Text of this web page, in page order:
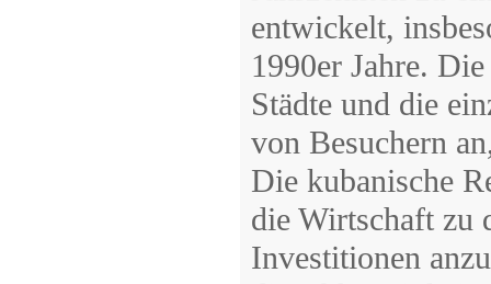
entwickelt,
1990er Jahre.
Städte und die
von Besuchern
Die kubanische
die Wirtschaft zu
Investitionen